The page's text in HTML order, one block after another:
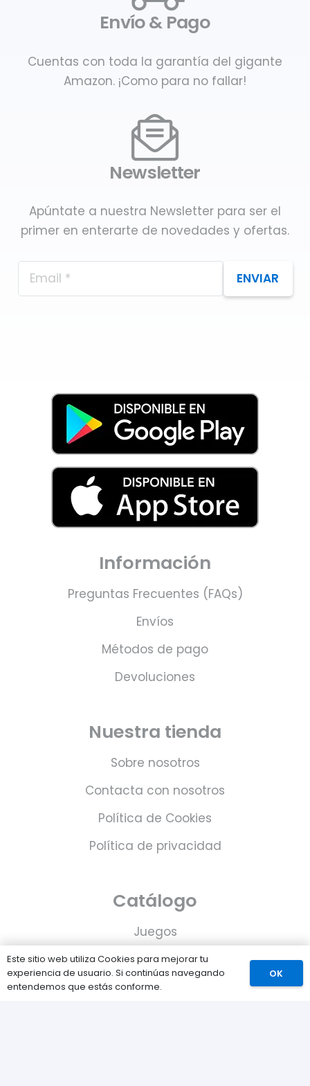
Envío & Pago
Cuentas con toda la garantía del gigante
Amazon. ¡Como para no fallar!
Newsletter
Apúntate a nuestra Newsletter para ser el
primer en enterarte de novedades y ofertas.
ENVIAR
Información
Preguntas Frecuentes (FAQs)
Envíos
Métodos de pago
Devoluciones
Nuestra tienda
Sobre nosotros
Contacta con nosotros
Política de Cookies
Política de privacidad
Catálogo
Juegos
Consolas
Accesorios para tu PS5
Este sitio web utiliza Cookies para mejorar tu
experiencia de usuario. Si continúas navegando
entendemos que estás conforme.
OK